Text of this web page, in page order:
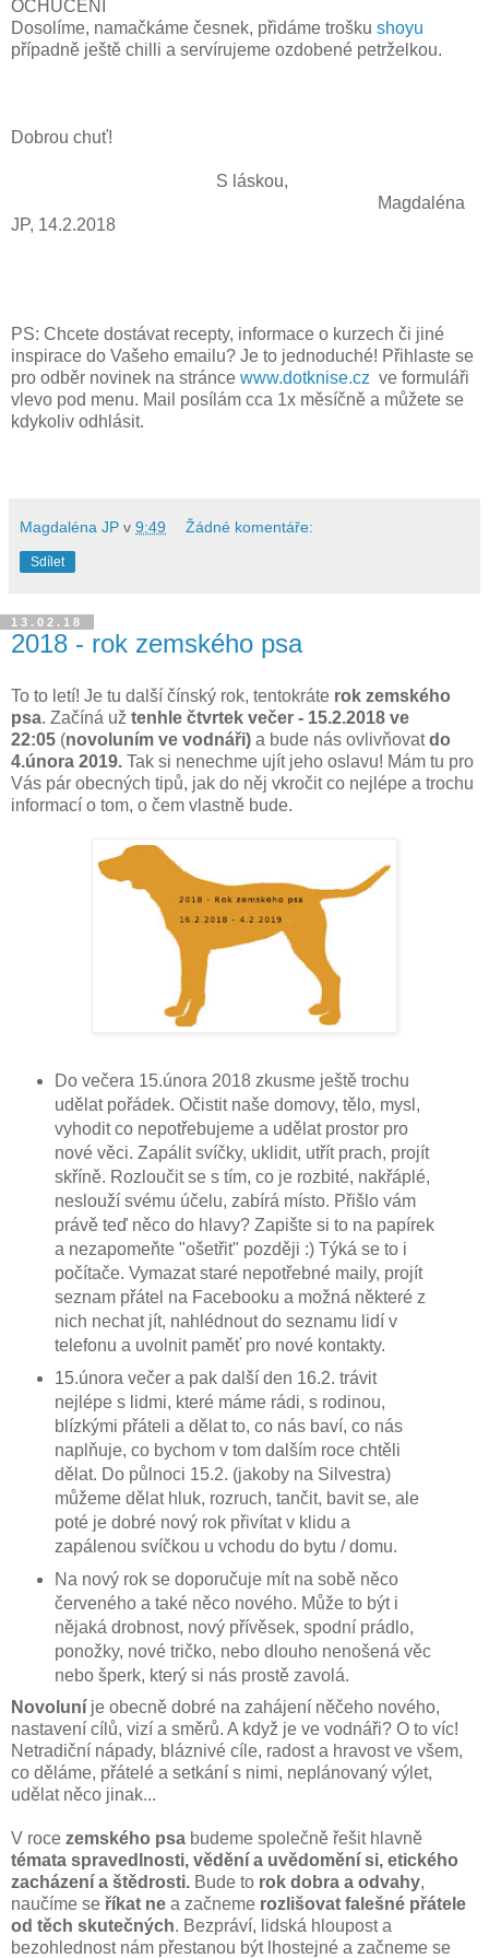
OCHUCENÍ
Dosolíme, namačkáme česnek, přidáme trošku shoyu
případně ještě chilli a servírujeme ozdobené petrželkou.
Dobrou chuť!
S láskou,
Magdaléna
JP, 14.2.2018
PS: Chcete dostávat recepty, informace o kurzech či jiné
inspirace do Vašeho emailu? Je to jednoduché! Přihlaste se
pro odběr novinek na stránce www.dotknise.cz ve formuláři
vlevo pod menu. Mail posílám cca 1x měsíčně a můžete se
kdykoliv odhlásit.
Magdaléna JP v 9:49 Žádné komentáře:
Sdílet
13.02.18
2018 - rok zemského psa
To to letí! Je tu další čínský rok, tentokráte rok zemského
psa. Začíná už tenhle čtvrtek večer - 15.2.2018 ve
22:05 (novoluním ve vodnáři) a bude nás ovlivňovatdo
4.února 2019. Tak si nenechme ujít jeho oslavu! Mám tu pro
Vás pár obecných tipů, jak do něj vkročit co nejlépe a trochu
informací o tom, o čem vlastně bude.
Do večera 15.února 2018 zkusme ještě trochu
udělat pořádek. Očistit naše domovy, tělo, mysl,
vyhodit co nepotřebujeme a udělat prostor pro
nové věci. Zapálit svíčky, uklidit, utřít prach, projít
skříně. Rozloučit se s tím, co je rozbité, nakřáplé,
neslouží svému účelu, zabírá místo. Přišlo vám
právě teď něco do hlavy? Zapište si to na papírek
a nezapomeňte "ošetřit" později :) Týká se to i
počítače. Vymazat staré nepotřebné maily, projít
seznam přátel na Facebooku a možná některé z
nich nechat jít, nahlédnout do seznamu lidí v
telefonu a uvolnit paměť pro nové kontakty.
15.února večer a pak další den 16.2. trávit
nejlépe s lidmi, které máme rádi, s rodinou,
blízkými přáteli a dělat to, co nás baví, co nás
naplňuje, co bychom v tom dalším roce chtěli
dělat. Do půlnoci 15.2. (jakoby na Silvestra)
můžeme dělat hluk, rozruch, tančit, bavit se, ale
poté je dobré nový rok přivítat v klidu a
zapálenou svíčkou u vchodu do bytu / domu.
Na nový rok se doporučuje mít na sobě něco
červeného a také něco nového. Může to být i
nějaká drobnost, nový přívěsek, spodní prádlo,
ponožky, nové tričko, nebo dlouho nenošená věc
nebo šperk, který si nás prostě zavolá.
Novoluní je obecně dobré na zahájení něčeho nového,
nastavení cílů, vizí a směrů. A když je ve vodnáři? O to víc!
Netradiční nápady, bláznivé cíle, radost a hravost ve všem,
co děláme, přátelé a setkání s nimi, neplánovaný výlet,
udělat něco jinak...
V roce zemského psa budeme společně řešit hlavně
témata spravedlnosti, vědění a uvědomění si, etického
zacházení a štědrosti. Bude to rok dobra a odvahy,
naučíme se říkat ne a začneme rozlišovat falešné přátele
od těch skutečných. Bezpráví, lidská hloupost a
bezohlednost nám přestanou být lhostejné a začneme se